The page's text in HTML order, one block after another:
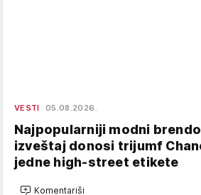
VESTI 05.08.2026.
Najpopularniji modni
izveštaj donosi trijumf
jedne high-street etikete
Komentariši